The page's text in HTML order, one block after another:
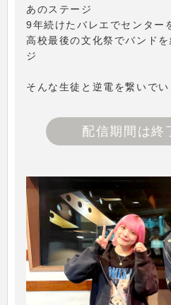
あのステージ
9年続けたバレエでセンター
高校最後の文化祭でバンド
ジ
そんな生徒と逆電を繋いでい
配信期間は終